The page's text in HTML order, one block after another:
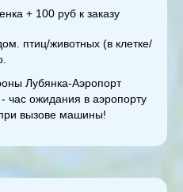
+ 100 руб к заказу
птиц/животных (в клетке/
Лубянка-Аэропорт
час ожидания в аэропорту
вызове машины!